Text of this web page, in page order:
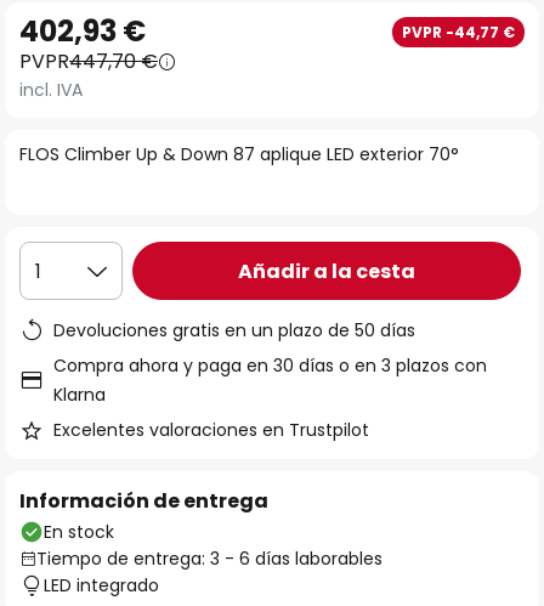
comienzo
de
galería
FLOS Climber Up & Down 87 aplique LED exterior 70°
402,93 € PVPR -44,77 €
PVPR447,70 €
incl. IVA
1 Añadir a la cesta
Devoluciones gratis en un plazo de 50 días
Compra ahora y paga en 30 días o en 3 plazos con
Klarna
Excelentes valoraciones en Trustpilot
Información de entrega
En stock
Tiempo de entrega: 3 - 6 días laborables
LED integrado